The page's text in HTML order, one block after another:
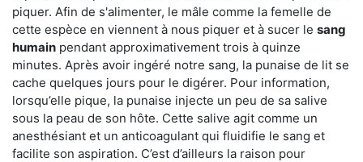
piquer. Afin de s'alimenter, le mâle comme la femelle de
cette espèce en viennent à nous piquer et à sucer le sang
humain pendant approximativement trois à quinze
minutes. Après avoir ingéré notre sang, la punaise de lit se
cache quelques jours pour le digérer. Pour information,
lorsqu’elle pique, la punaise injecte un peu de sa salive
sous la peau de son hôte. Cette salive agit comme un
anesthésiant et un anticoagulant qui fluidifie le sang et
facilite son aspiration. C’est d’ailleurs la raison pour